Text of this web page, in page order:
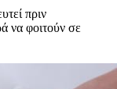
πριν
να φοιτούν σε